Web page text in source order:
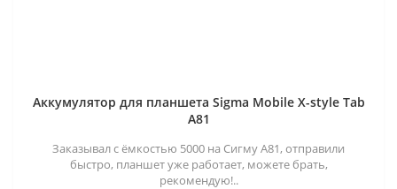
Аккумулятор для планшета Sigma Mobile X-style Tab
A81
Заказывал с ёмкостью 5000 на Сигму А81, отправили
быстро, планшет уже работает, можете брать,
рекомендую!..